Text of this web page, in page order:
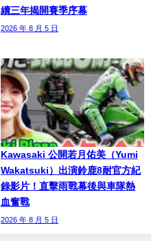
續三年揭開賽季序幕
2026 年 8 月 5 日
Kawasaki 公開若月佑美（Yumi
Wakatsuki）出演鈴鹿8耐官方紀
錄影片！直擊雨戰幕後與車隊熱
血奮戰
2026 年 8 月 5 日